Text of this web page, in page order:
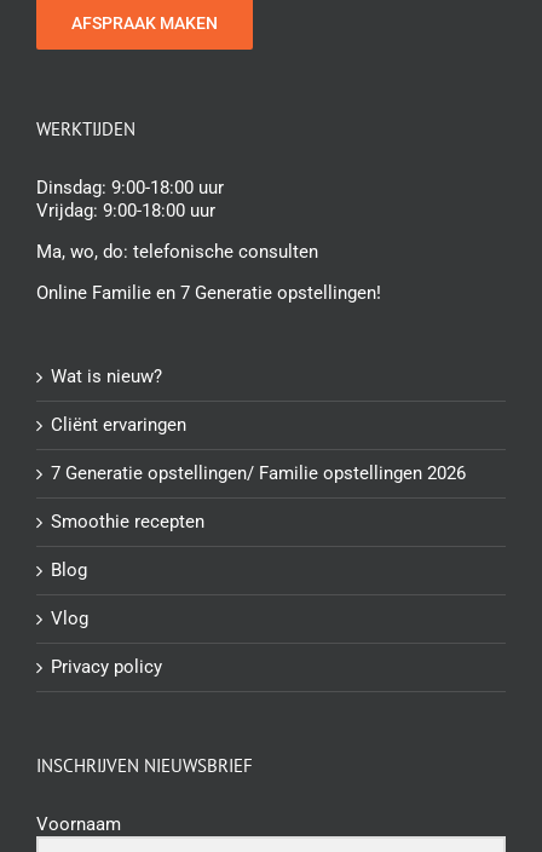
AFSPRAAK MAKEN
WERKTIJDEN
Dinsdag: 9:00-18:00 uur
Vrijdag: 9:00-18:00 uur
Ma, wo, do: telefonische consulten
Online Familie en 7 Generatie opstellingen!
Wat is nieuw?
Cliënt ervaringen
7 Generatie opstellingen/ Familie opstellingen 2026
Smoothie recepten
Blog
Vlog
Privacy policy
INSCHRIJVEN NIEUWSBRIEF
Voornaam